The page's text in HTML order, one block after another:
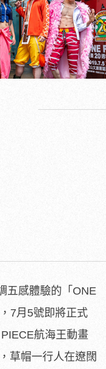
五感體驗的「ONE
7月5號即將正式
航海王動畫
草帽一行人在遼闊